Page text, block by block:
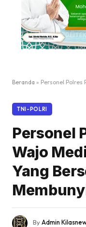
Beranda » Personel Polres Pammana
TNI-POLRI
Personel
Wajo
Yang
ByAdmin